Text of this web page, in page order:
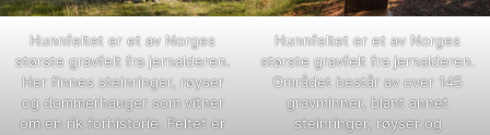
Hunnfeltet er et av Norges
største gravfelt fra jernalderen.
Her finnes steinringer, røyser
og dommerhauger som vitner
om en rik forhistorie. Feltet er
Hunnfeltet er et av Norges
største gravfelt fra jernalderen.
Området består av over 145
gravminner, blant annet
steinringer, røyser og